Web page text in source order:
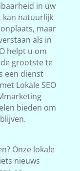
in uw
kan natuurlijk
maar
als in
helpt u om
grootste te
een dienst
Lokale SEO
bieden om
Onze lokale
nieuws